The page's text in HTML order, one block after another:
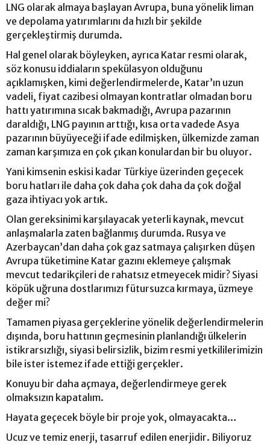
LNG olarak almaya başlayan Avrupa, buna yönelik liman
ve depolama yatırımlarını da hızlı bir şekilde
gerçekleştirmiş durumda.
Hal genel olarak böyleyken, ayrıca Katar resmi olarak,
söz konusu iddiaların spekülasyon olduğunu
açıklamışken, kimi değerlendirmelerde, Katar’ın uzun
vadeli, fiyat cazibesi olmayan kontratlar olmadan boru
hattı yatırımına sıcak bakmadığı, Avrupa pazarının
daraldığı, LNG payının arttığı, kısa orta vadede Asya
pazarının büyüyeceği ifade edilmişken, ülkemizde zaman
zaman karşımıza en çok çıkan konulardan bir bu oluyor.
Yani kimsenin eskisi kadar Türkiye üzerinden geçecek
boru hatları ile daha çok daha çok daha da çok doğal
gaza ihtiyacı yok artık.
Olan gereksinimi karşılayacak yeterli kaynak, mevcut
anlaşmalarla zaten bağlanmış durumda. Rusya ve
Azerbaycan’dan daha çok gaz satmaya çalışırken düşen
Avrupa tüketimine Katar gazını eklemeye çalışmak
mevcut tedarikçileri de rahatsız etmeyecek midir? Siyasi
köpük uğruna dostlarımızı fütursuzca kırmaya, üzmeye
değer mi?
Tamamen piyasa gerçeklerine yönelik değerlendirmelerin
dışında, boru hattının geçmesinin planlandığı ülkelerin
istikrarsızlığı, siyasi belirsizlik, bizim resmi yetkililerimizin
bile ister istemez ifade ettiği gerçekler.
Konuyu bir daha açmaya, değerlendirmeye gerek
olmaksızın kapatalım.
Hayata geçecek böyle bir proje yok, olmayacakta…
Ucuz ve temiz enerji, tasarruf edilen enerjidir. Biliyoruz